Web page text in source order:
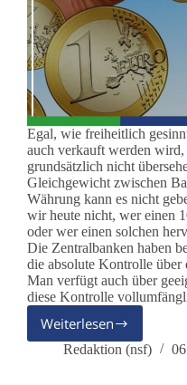
Egal, wie freiheitlich
auch verkauft werden wird,
grundsätzlich nicht
Gleichgewicht zwischen
Währung kann es nicht
wir heute nicht, wer einen
oder wer einen solchen
Die Zentralbanken haben
die absolute Kontrolle über
Man verfügt auch über
diese Kontrolle
Weiterlesen
Der
digitale
Redaktion (nsf)